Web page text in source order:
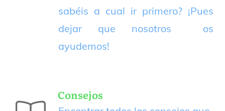
sabéis a cual ir primero? ¡Pues
dejar que nosotros os
ayudemos!
Consejos